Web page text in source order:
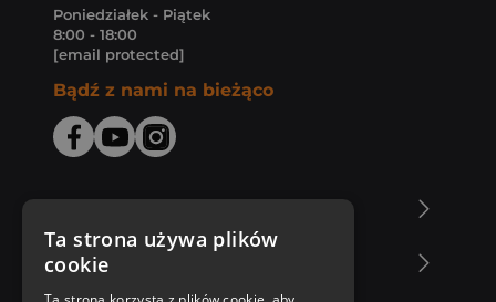
Poniedziałek - Piątek
8:00 - 18:00
[email protected]
Bądź z nami na bieżąco
Zakupy u nas
Ta strona używa plików
cookie